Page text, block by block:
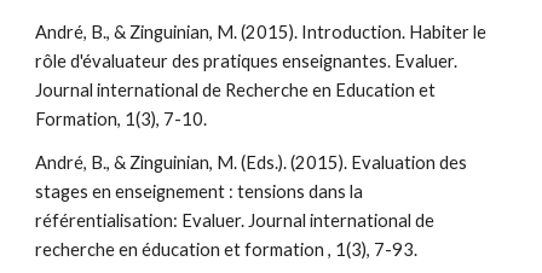
André, B., & Zinguinian, M.(2015). Introduction. Habiter le
rôle d'évaluateur des pratiques enseignantes. Evaluer.
Journal international de Recherche en Education et
Formation, 1(3), 7-10.
André, B., & Zinguinian, M. (Eds.). (2015). Evaluation des
stages en enseignement : tensions dans la
référentialisation: Evaluer. Journal international de
recherche en éducation et formation , 1(3), 7-93.